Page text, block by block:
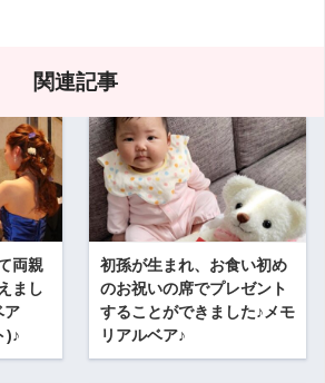
関連記事
両親
まし
ア
)♪
初孫が生まれ、お食い初め
のお祝いの席でプレゼント
することができました♪メモ
リアルベア♪